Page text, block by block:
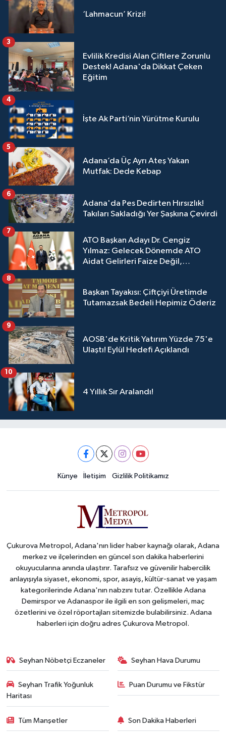
‘Lahmacun’ Krizi!
Evlilik Kredisi Alan Çiftlere Zorunlu
Destek! Adana'da Dikkat Çeken
Eğitim
3
İşte Ak Parti’nin Yürütme Kurulu
4
Adana’da Üç Ayrı Ateş Yakan
Mutfak: Dede Kebap
5
Adana'da Pes Dedirten Hırsızlık!
Takıları Sakladığı Yer Şaşkına Çevirdi
6
ATO Başkan Adayı Dr. Cengiz
Yılmaz: Gelecek Dönemde ATO
Aidat Gelirleri Faize Değil,
7
Başkan Tayakısı: Çiftçiyi Üretimde
Tutamazsak Bedeli Hepimiz Öderiz
8
AOSB'de Kritik Yatırım Yüzde 75'e
Ulaştı! Eylül Hedefi Açıklandı
9
4 Yıllık Sır Aralandı!
10
Künye İletişim Gizlilik Politikamız
Çukurova Metropol, Adana'nın lider haber kaynağı olarak, Adana
merkez ve ilçelerinden en güncel son dakika haberlerini
okuyucularına anında ulaştırır. Tarafsız ve güvenilir habercilik
anlayışıyla siyaset, ekonomi, spor, asayiş, kültür-sanat ve yaşam
kategorilerinde Adana'nın nabzını tutar. Özellikle Adana
Demirspor ve Adanaspor ile ilgili en son gelişmeleri, maç
özetlerini ve özel röportajları sitemizde bulabilirsiniz. Adana
haberleri için doğru adres Çukurova Metropol.
Seyhan Nöbetçi Eczaneler Seyhan Hava Durumu
Seyhan Trafik Yoğunluk
Haritası
Puan Durumu ve Fikstür
Tüm Manşetler Son Dakika Haberleri